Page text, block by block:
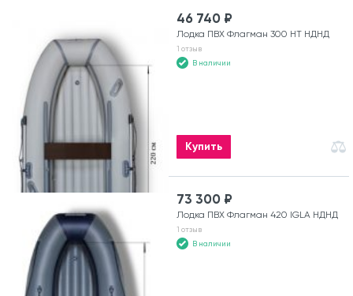
46 740 ₽
Лодка ПВХ Флагман 300 HT НДНД
1 отзыв
В наличии
Купить
73 300 ₽
Лодка ПВХ Флагман 420 IGLA НДНД
1 отзыв
В наличии